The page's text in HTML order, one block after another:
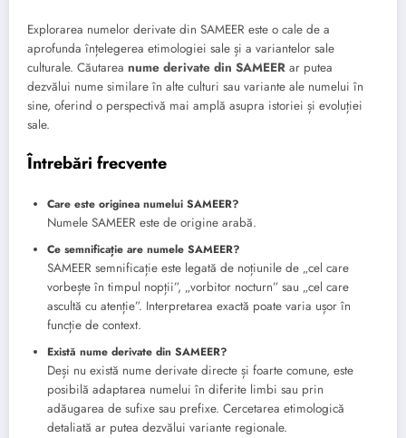
Explorarea numelor derivate din SAMEER este o cale de a
aprofunda înțelegerea etimologiei sale și a variantelor sale
culturale. Căutarea nume derivate din SAMEER ar putea
dezvălui nume similare în alte culturi sau variante ale numelui în
sine, oferind o perspectivă mai amplă asupra istoriei și evoluției
sale.
Întrebări frecvente
Care este originea numelui SAMEER?
Numele SAMEER este de origine arabă.
Ce semnificație are numele SAMEER?
SAMEER semnificație este legată de noțiunile de „cel care
vorbește în timpul nopții”, „vorbitor nocturn” sau „cel care
ascultă cu atenție”. Interpretarea exactă poate varia ușor în
funcție de context.
Există nume derivate din SAMEER?
Deși nu există nume derivate directe și foarte comune, este
posibilă adaptarea numelui în diferite limbi sau prin
adăugarea de sufixe sau prefixe. Cercetarea etimologică
detaliată ar putea dezvălui variante regionale.